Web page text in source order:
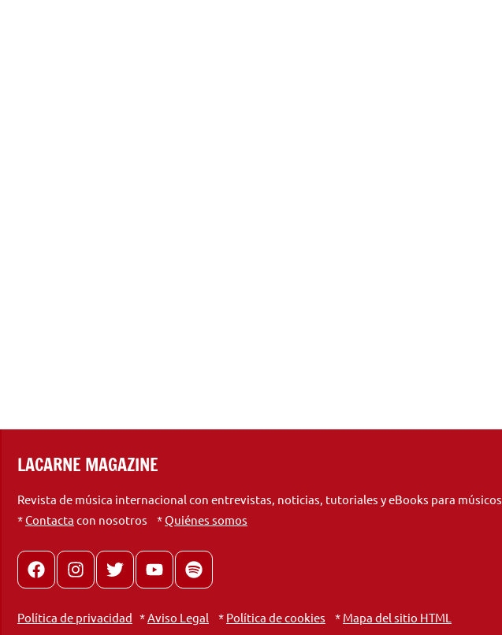
LACARNE MAGAZINE
Revista de música internacional con entrevistas, noticias, tutoriales y eBooks para músicos
*Contacta con nosotros *Quiénes somos
FacebookInstagram
X youtubespotify
Política de privacidad *Aviso Legal * Política de cookies * Mapa del sitio HTML